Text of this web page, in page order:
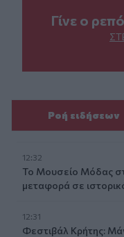
Γίνε ο
Ροή ειδήσεων
12:32
Το Μουσείο Μόδας
μεταφορά σε
12:31
Φεστιβάλ Κρήτης: